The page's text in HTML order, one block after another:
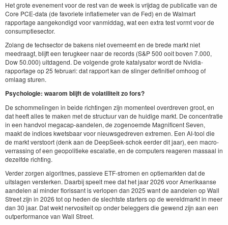
Het grote evenement voor de rest van de week is vrijdag de publicatie van de
Core PCE-data (de favoriete inflatiemeter van de Fed) en de Walmart
rapportage aangekondigd voor vanmiddag, wat een extra test vormt voor de
consumptiesector.
Zolang de techsector de bakens niet overneemt en de brede markt niet
meedraagt, blijft een terugkeer naar de records (S&P 500 ooit boven 7.000,
Dow 50.000) uitdagend. De volgende grote katalysator wordt de Nvidia-
rapportage op 25 februari: dat rapport kan de slinger definitief omhoog of
omlaag sturen.
Psychologie: waarom blijft de volatiliteit zo fors?
De schommelingen in beide richtingen zijn momenteel overdreven groot, en
dat heeft alles te maken met de structuur van de huidige markt. De concentratie
in een handvol megacap-aandelen, de zogenoemde Magnificent Seven,
maakt de indices kwetsbaar voor nieuwsgedreven extremen. Een AI-tool die
de markt verstoort (denk aan de DeepSeek-schok eerder dit jaar), een macro-
verrassing of een geopolitieke escalatie, en de computers reageren massaal in
dezelfde richting.
Verder zorgen algoritmes, passieve ETF-stromen en optiemarkten dat de
uitslagen versterken. Daarbij speelt mee dat het jaar 2026 voor Amerikaanse
aandelen al minder florissant is verlopen dan 2025 want de aandelen op Wall
Street zijn in 2026 tot op heden de slechtste starters op de wereldmarkt in meer
dan 30 jaar. Dat wekt nervositeit op onder beleggers die gewend zijn aan een
outperformance van Wall Street.